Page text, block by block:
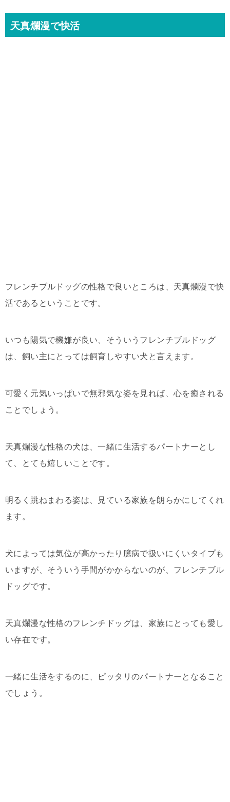
天真爛漫で快活
フレンチブルドッグの性格で良いところは、天真爛漫で快
活であるということです。
いつも陽気で機嫌が良い、そういうフレンチブルドッグ
は、飼い主にとっては飼育しやすい犬と言えます。
可愛く元気いっぱいで無邪気な姿を見れば、心を癒される
ことでしょう。
天真爛漫な性格の犬は、一緒に生活するパートナーとし
て、とても嬉しいことです。
明るく跳ねまわる姿は、見ている家族を朗らかにしてくれ
ます。
犬によっては気位が高かったり臆病で扱いにくいタイプも
いますが、そういう手間がかからないのが、フレンチブル
ドッグです。
天真爛漫な性格のフレンチドッグは、家族にとっても愛し
い存在です。
一緒に生活をするのに、ピッタリのパートナーとなること
でしょう。